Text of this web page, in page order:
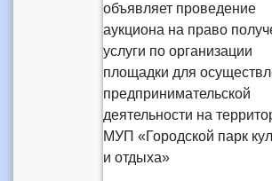
объявляет проведение
аукциона на право
услуги по организации
площадки для
предпринимательской
деятельности на
МУП «Городской парк
и отдыха»